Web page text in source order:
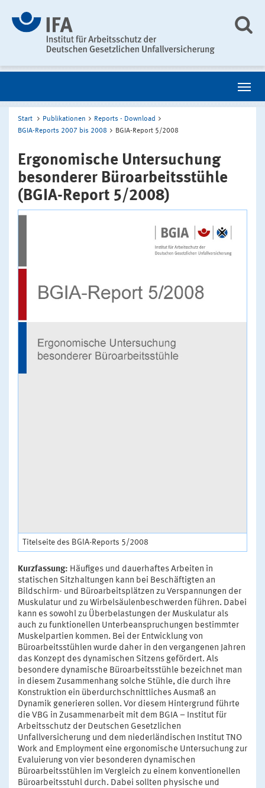
Start Publikationen
Reports - Download
BGIA-Reports 2007 bis 2008
BGIA-Report 5/2008
Ergonomische Untersuchung
besonderer Büroarbeitsstühle
(BGIA-Report 5/2008)
Titelseite des BGIA-Reports 5/2008
Kurzfassung: Häufiges und dauerhaftes Arbeiten in
statischen Sitzhaltungen kann bei Beschäftigten an
Bildschirm- und Büroarbeitsplätzen zu Verspannungen der
Muskulatur und zu Wirbelsäulenbeschwerden führen. Dabei
kann es sowohl zu Überbelastungen der Muskulatur als
auch zu funktionellen Unterbeanspruchungen bestimmter
Muskelpartien kommen. Bei der Entwicklung von
Büroarbeitsstühlen wurde daher in den vergangenen Jahren
das Konzept des dynamischen Sitzens gefördert. Als
besondere dynamische Büroarbeitsstühle bezeichnet man
in diesem Zusammenhang solche Stühle, die durch ihre
Konstruktion ein überdurchschnittliches Ausmaß an
Dynamik generieren sollen. Vor diesem Hintergrund führte
die VBG in Zusammenarbeit mit dem BGIA – Institut für
Arbeitsschutz der Deutschen Gesetzlichen
Unfallversicherung und dem niederländischen Institut TNO
Work and Employment eine ergonomische Untersuchung zur
Evaluierung von vier besonderen dynamischen
Büroarbeitsstühlen im Vergleich zu einem konventionellen
Büroarbeitsstuhl durch. Dabei sollten physische und